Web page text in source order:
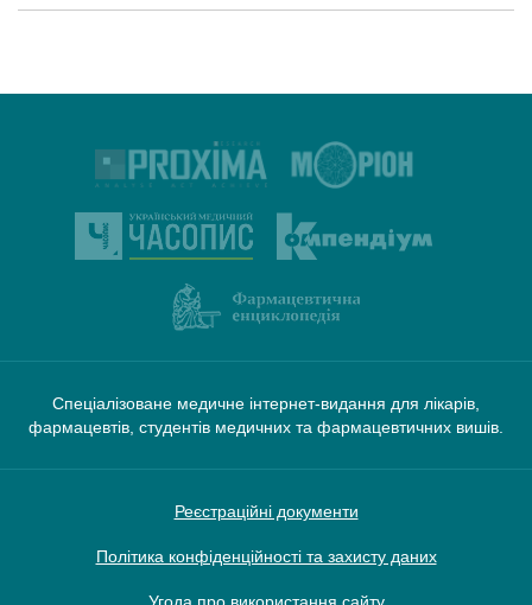
Спеціалізоване медичне інтернет-видання для лікарів,
фармацевтів, студентів медичних та фармацевтичних вишів.
Реєстраційні документи
Політика конфіденційності та захисту даних
Угода про використання сайту